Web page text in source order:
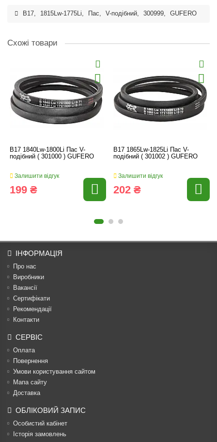
B17, 1815Lw-1775Li, Пас, V-подібний, 300999, GUFERO
Схожі товари
B17 1840Lw-1800Li Пас V-
подібний ( 301000 ) GUFERO
Залишити відгук
199 ₴
B17 1865Lw-1825Li Пас V-
подібний ( 301002 ) GUFERO
Залишити відгук
202 ₴
ІНФОРМАЦІЯ
Про нас
Виробники
Вакансії
Сертифікати
Рекомендації
Контакти
СЕРВІС
Оплата
Повернення
Умови користування сайтом
Мапа сайту
Доставка
ОБЛІКОВИЙ ЗАПИС
Особистий кабінет
Історія замовлень